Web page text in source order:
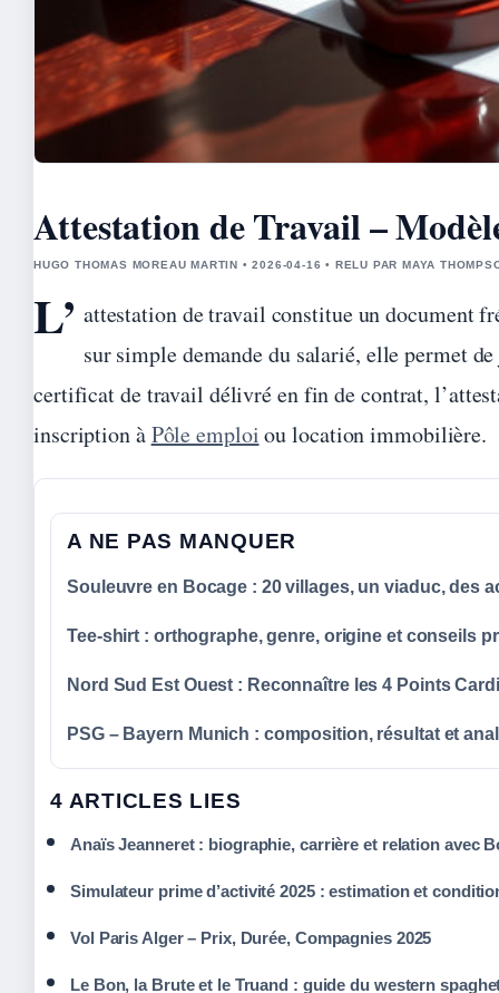
Attestation de Travail –
HUGO THOMAS MOREAU MARTIN • 2026-04-16 • RELU PAR MAYA
L’ attestation de travail constitue un document
sur simple demande du salarié, elle permet
certificat de travail délivré en fin de contrat,
inscription àPôle emploiou location immobilière.
A NE PAS MANQUER
Souleuvre en Bocage : 20 villages, un viaduc, des
Tee-shirt : orthographe, genre, origine et conseils
Nord Sud Est Ouest : Reconnaître les 4 Points
PSG – Bayern Munich : composition, résultat et
4 ARTICLES LIES
Anaïs Jeanneret : biographie, carrière et relation avec
Simulateur prime d’activité 2025 : estimation et
Vol Paris Alger – Prix, Durée, Compagnies 2025
Le Bon, la Brute et le Truand : guide du western